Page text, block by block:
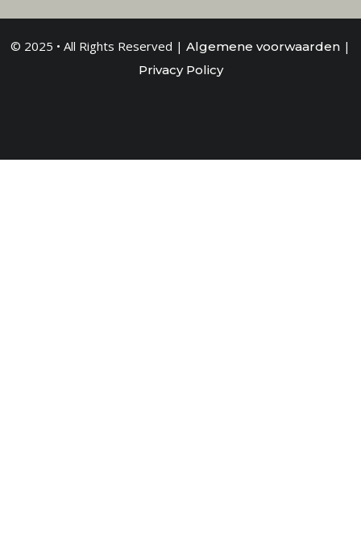
© 2025 • All Rights Reserved | Algemene voorwaarden |
Privacy Policy